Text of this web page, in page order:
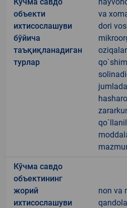
объекти
ихтисослашуви
бўйича
таъқиқланадиган
турлар
va
dori
Кўчма савдо
объектининг
жорий
ихтисослашуви
non va